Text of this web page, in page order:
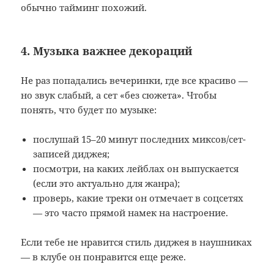
обычно тайминг похожий.
4. Музыка важнее декораций
Не раз попадались вечеринки, где все красиво —
но звук слабый, а сет «без сюжета». Чтобы
понять, что будет по музыке:
послушай 15–20 минут последних миксов/сет-
записей диджея;
посмотри, на каких лейблах он выпускается
(если это актуально для жанра);
проверь, какие треки он отмечает в соцсетях
— это часто прямой намек на настроение.
Если тебе не нравится стиль диджея в наушниках
— в клубе он понравится еще реже.